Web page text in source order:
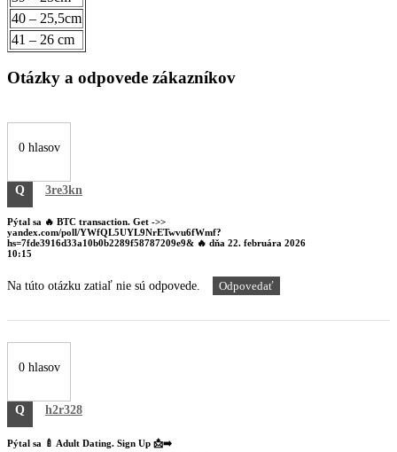
40 – 25,5cm
41 – 26 cm
Otázky a odpovede zákazníkov
0 hlasov
Q 3re3kn
Pýtal sa 🔥 BTC transaction. Get ->>
yandex.com/poll/YWfQL5UYL9NrETwvu6fWmf?
hs=7fde3916d33a10b0b2289f58787209e9& 🔥 dňa 22. februára 2026
10:15
Na túto otázku zatiaľ nie sú odpovede. Odpovedať
0 hlasov
Q h2r328
Pýtal sa 🍼 Adult Dating. Sign Up 📩➡️